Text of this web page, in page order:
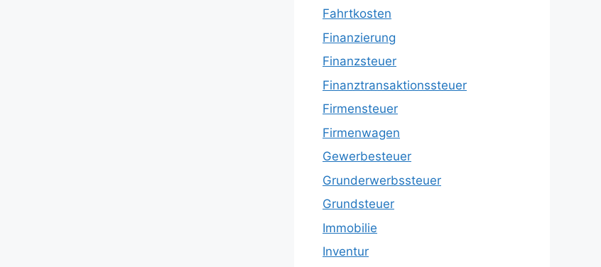
Fahrtkosten
Finanzierung
Finanzsteuer
Finanztransaktionssteuer
Firmensteuer
Firmenwagen
Gewerbesteuer
Grunderwerbssteuer
Grundsteuer
Immobilie
Inventur